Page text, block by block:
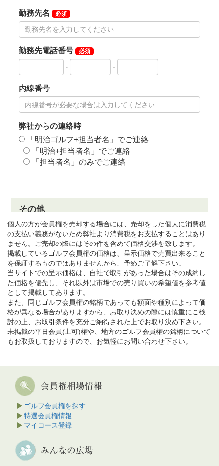
個人の方が会員権を売却する場合には、売却をした個人に消費税
の支払い義務がないため弊社より消費税をお支払することはあり
ません。ご売却の際にはその件を含めて価格交渉を致します。
掲載しているゴルフ会員権の価格は、呈示価格で売買出来ること
を保証するものではありませんから、予めご了解下さい。
当サイトでの呈示価格は、自社で取引があった場合はその成約し
た価格を優先し、それ以外は市場での売り買いの希望値を参考値
として掲載してあります。
また、同じゴルフ会員権の銘柄であっても額面や種別によって価
格が異なる場合がありますから、お取り決めの際には慎重にご検
討の上、お取引条件を充分ご納得された上でお取り決め下さい。
未掲載の平日会員(土可)権や、地方のゴルフ会員権の銘柄について
もお取扱しておりますので、お気軽にお問い合わせ下さい。
ゴルフ会員権を探す
特選会員権情報
マイコース登録